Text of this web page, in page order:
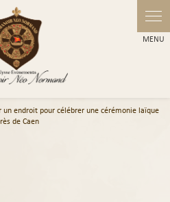
un endroit pour célébrer une cérémonie laïque
de Caen